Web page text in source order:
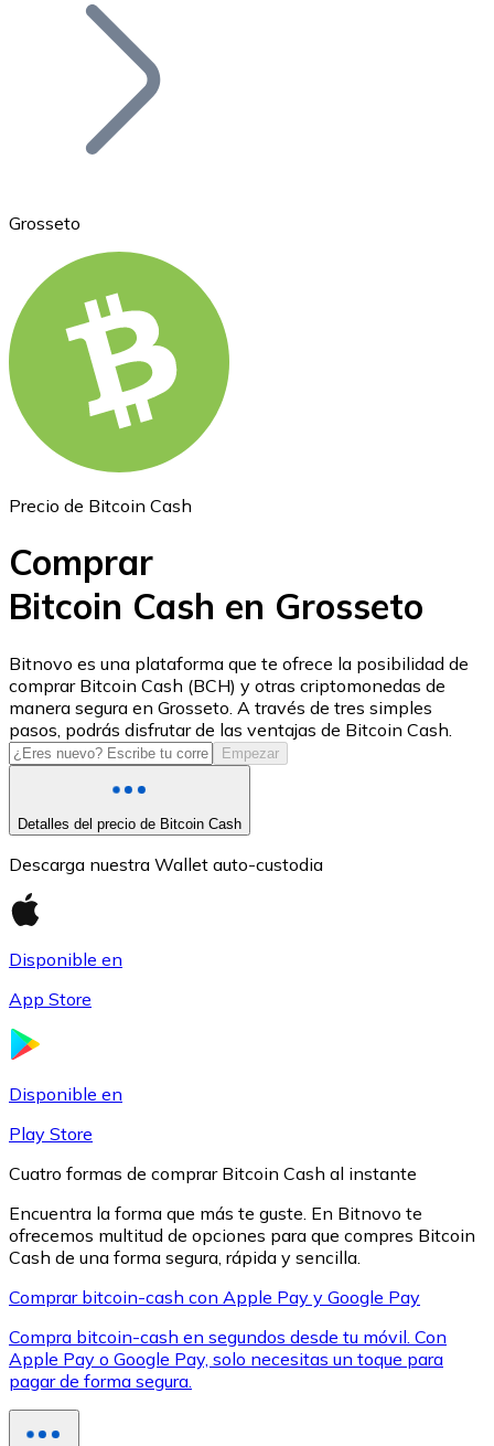
Bitcoin
Ethereum
USD Coin
USDC
XRP
XRP
Grosseto
Precio de Bitcoin Cash
Comprar
Bitcoin Cash en Grosseto
Bitnovo es una plataforma que te ofrece la posibilidad de
comprar Bitcoin Cash (BCH) y otras criptomonedas de
manera segura en Grosseto. A través de tres simples
pasos, podrás disfrutar de las ventajas de Bitcoin Cash.
Empezar
Detalles del precio de Bitcoin Cash
Descarga nuestra Wallet auto-custodia
Disponible en
App Store
Disponible en
Play Store
Cuatro formas de comprar Bitcoin Cash al instante
Encuentra la forma que más te guste. En Bitnovo te
ofrecemos multitud de opciones para que compres Bitcoin
Cash de una forma segura, rápida y sencilla.
Comprar bitcoin-cash con Apple Pay y Google Pay
Compra bitcoin-cash en segundos desde tu móvil. Con
Apple Pay o Google Pay, solo necesitas un toque para
pagar de forma segura.